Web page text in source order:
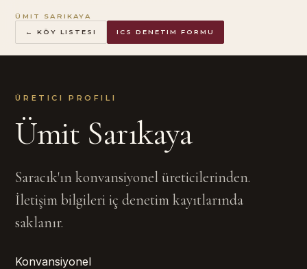
ÜMIT SARIKAYA
← KÖY LISTESI ICS DENETIM FORMU
ÜRETICI PROFILI
Ümit Sarıkaya
Saracık'ın konvansiyonel üreticilerinden.
İletişim bilgileri iç denetim kayıtlarında
saklanır.
Konvansiyonel